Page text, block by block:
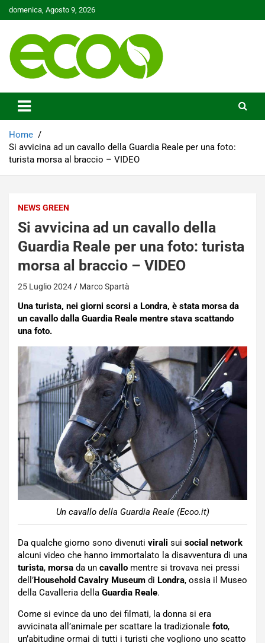
Skip
to
domenica, Agosto 9, 2026
Ecoo.it
Home
Si avvicina ad un cavallo della Guardia Reale per una foto:
turista morsa al braccio – VIDEO
NEWS GREEN
Si avvicina ad un cavallo della
Guardia Reale per una foto: turista
morsa al braccio – VIDEO
25 Luglio 2024 Marco Spartà
Una turista, nei giorni scorsi a Londra, è stata morsa da
un cavallo dalla Guardia Reale mentre stava scattando
una foto.
Un cavallo della Guardia Reale (Ecoo.it)
Da qualche giorno sono divenuti virali sui social network
alcuni video che hanno immortalato la disavventura di una
turista, morsa da un cavallo mentre si trovava nei pressi
dell’Household Cavalry Museum di Londra, ossia il Museo
della Cavalleria della Guardia Reale.
Come si evince da uno dei filmati, la donna si era
avvicinata all’animale per scattare la tradizionale foto,
un’abitudine ormai di tutti i turisti che vogliono uno scatto